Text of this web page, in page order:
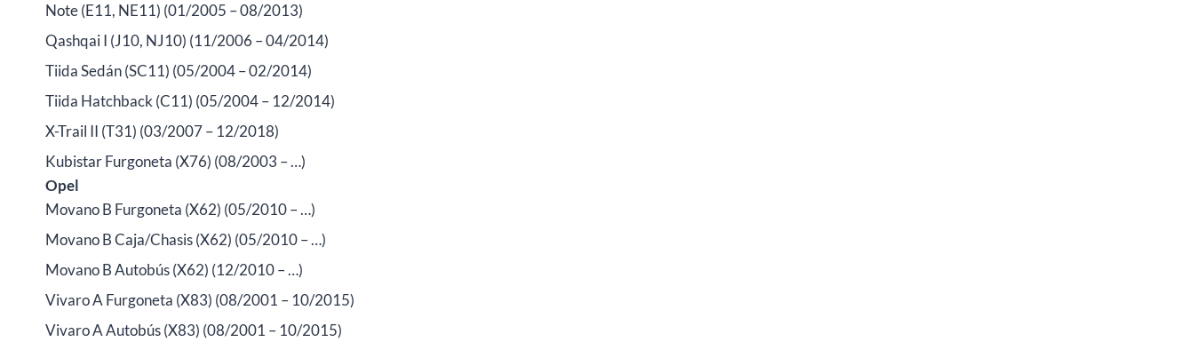
Note (E11, NE11) (01/2005 – 08/2013)
Qashqai I (J10, NJ10) (11/2006 – 04/2014)
Tiida Sedán (SC11) (05/2004 – 02/2014)
Tiida Hatchback (C11) (05/2004 – 12/2014)
X-Trail II (T31) (03/2007 – 12/2018)
Kubistar Furgoneta (X76) (08/2003 – …)
Opel
Movano B Furgoneta (X62) (05/2010 – …)
Movano B Caja/Chasis (X62) (05/2010 – …)
Movano B Autobús (X62) (12/2010 – …)
Vivaro A Furgoneta (X83) (08/2001 – 10/2015)
Vivaro A Autobús (X83) (08/2001 – 10/2015)